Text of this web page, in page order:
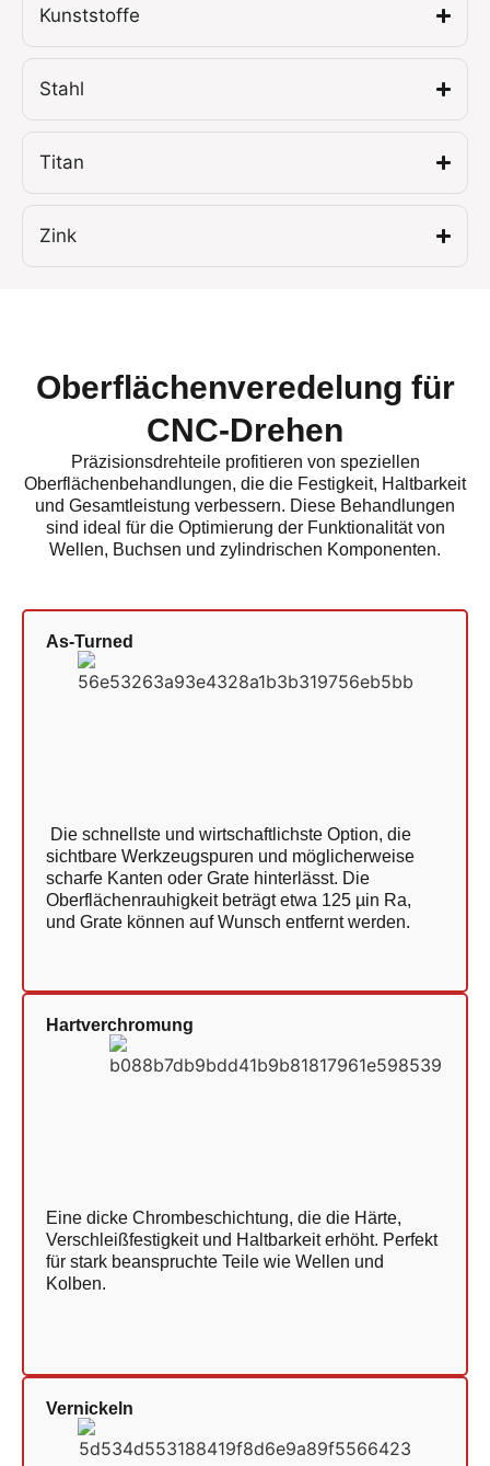
Kunststoffe
Stahl
Titan
Zink
Oberflächenveredelung für
CNC-Drehen
Präzisionsdrehteile profitieren von speziellen
Oberflächenbehandlungen, die die Festigkeit, Haltbarkeit
und Gesamtleistung verbessern. Diese Behandlungen
sind ideal für die Optimierung der Funktionalität von
Wellen, Buchsen und zylindrischen Komponenten.
As-Turned
Die schnellste und wirtschaftlichste Option, die
sichtbare Werkzeugspuren und möglicherweise
scharfe Kanten oder Grate hinterlässt. Die
Oberflächenrauhigkeit beträgt etwa 125 µin Ra,
und Grate können auf Wunsch entfernt werden.
Hartverchromung
Eine dicke Chrombeschichtung, die die Härte,
Verschleißfestigkeit und Haltbarkeit erhöht. Perfekt
für stark beanspruchte Teile wie Wellen und
Kolben.
Vernickeln